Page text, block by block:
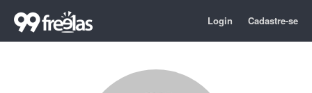
Login Cadastre-se